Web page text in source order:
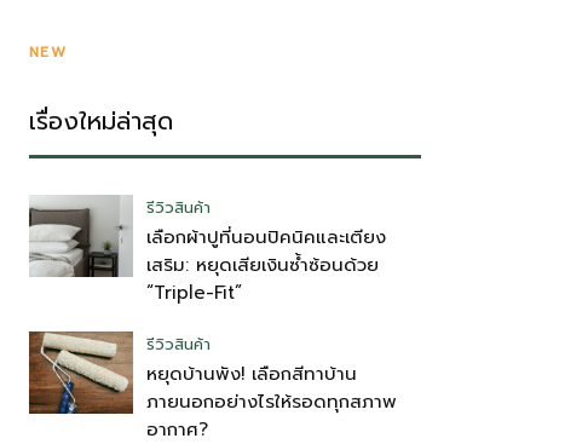
NEW
เรื่องใหม่ล่าสุด
รีวิวสินค้า
เลือกผ้าปูที่นอนปิคนิคและเตียง
เสริม: หยุดเสียเงินซ้ำซ้อนด้วย
“Triple-Fit”
รีวิวสินค้า
หยุดบ้านพัง! เลือกสีทาบ้าน
ภายนอกอย่างไรให้รอดทุกสภาพ
อากาศ?